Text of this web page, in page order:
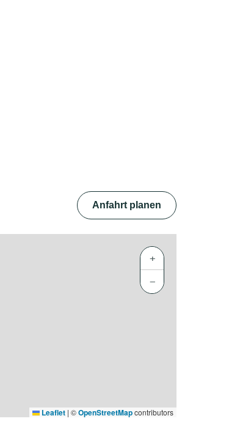
Anfahrt planen
+
−
Leaflet | ©OpenStreetMapcontributors